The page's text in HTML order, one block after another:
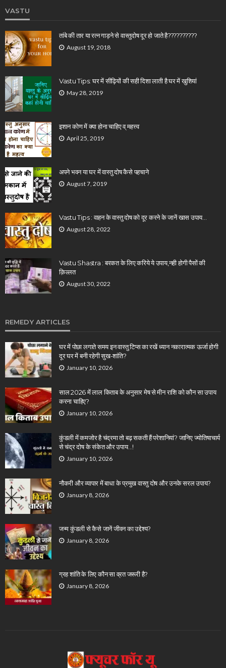
VASTU
तांबे की तार या रत्न गाड़ने से वास्तुदोष दूर हो जाते है??????????
August 19, 2018
Vastu Tips: घर में सीढ़ियों की सही दिशा लाती है घर में खुशियां
May 28, 2019
इशान कोण में क्या होना चाहिए व् महत्त्व
April 25, 2019
अपने भवन या घर में वास्तु दोष कैसे पहचाने
August 7, 2019
Vastu Tips : वाहन के वास्तु दोष को दूर करने के जानें खास उपाय…
August 28, 2022
Vastu Shastra : बरकत के लिए करिये ये उपाय,नही होगी पैसों की
क़िल्लत
August 30, 2022
REMEDY ARTICLES
घर में पोछा लगाते समय इन वास्तु टिप्स का रखें ध्यान नकारात्मक ऊर्जा होगी
दूर घर में बनी रहेगी सुख-शांति?
January 10, 2026
साल 2026 में लाल किताब के अनुसार मेष से मीन राशि को कौन सा उपाय
करना चाहिए?
January 10, 2026
कुंडली में कमजोर है चंद्रमा तो बढ़ सकती हैं परेशानियां? जानिए ज्योतिषाचार्य
से चंद्र दोष के संकेत और उपाय…!
January 10, 2026
नौकरी और व्यापार में बाधा के प्रमुख वास्तु दोष और उनके सरल उपाय?
January 8, 2026
जन्म कुंडली से कैसे जानें जीवन का उद्देश्य?
January 8, 2026
ग्रह शांति के लिए कौन सा व्रत जरूरी है?
January 8, 2026